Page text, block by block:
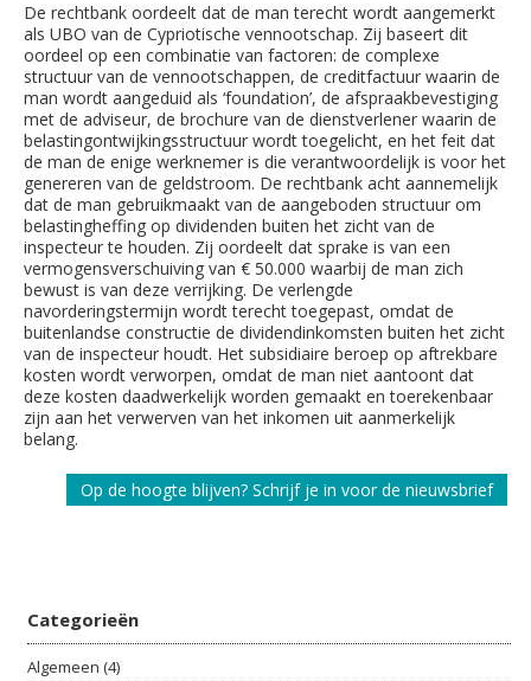
De rechtbank oordeelt dat de man terecht wordt aangemerkt
als UBO van de Cypriotische vennootschap. Zij baseert dit
oordeel op een combinatie van factoren: de complexe
structuur van de vennootschappen, de creditfactuur waarin de
man wordt aangeduid als ‘foundation’, de afspraakbevestiging
met de adviseur, de brochure van de dienstverlener waarin de
belastingontwijkingsstructuur wordt toegelicht, en het feit dat
de man de enige werknemer is die verantwoordelijk is voor het
genereren van de geldstroom. De rechtbank acht aannemelijk
dat de man gebruikmaakt van de aangeboden structuur om
belastingheffing op dividenden buiten het zicht van de
inspecteur te houden. Zij oordeelt dat sprake is van een
vermogensverschuiving van € 50.000 waarbij de man zich
bewust is van deze verrijking. De verlengde
navorderingstermijn wordt terecht toegepast, omdat de
buitenlandse constructie de dividendinkomsten buiten het zicht
van de inspecteur houdt. Het subsidiaire beroep op aftrekbare
kosten wordt verworpen, omdat de man niet aantoont dat
deze kosten daadwerkelijk worden gemaakt en toerekenbaar
zijn aan het verwerven van het inkomen uit aanmerkelijk
belang.
Op de hoogte blijven? Schrijf je in voor de nieuwsbrief
Categorieën
Algemeen (4)